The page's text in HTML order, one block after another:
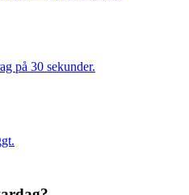
på 30 sekunder.